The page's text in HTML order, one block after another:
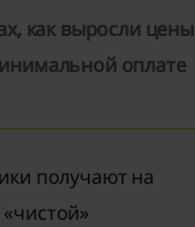
как выросли цены
оплате
получают на